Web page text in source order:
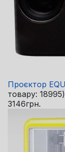
Проєктор
товару: 18995)
3146грн.